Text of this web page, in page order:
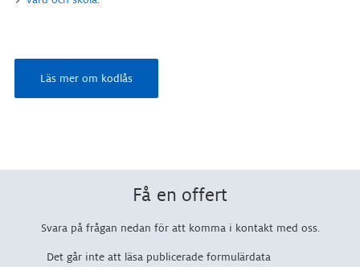
Läs mer om kodlås
Få en offert
Svara på frågan nedan för att komma i kontakt med oss.
Det går inte att läsa publicerade formulärdata